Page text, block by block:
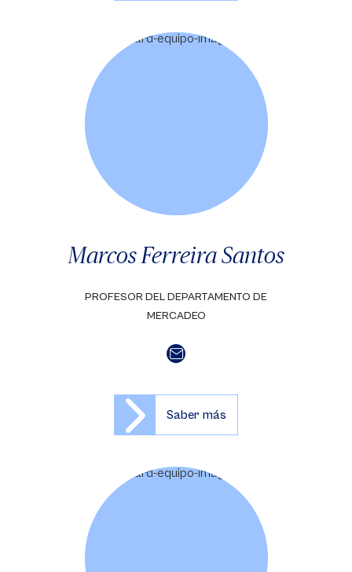
Marcos Ferreira Santos
PROFESOR DEL DEPARTAMENTO DE
MERCADEO
Saber más